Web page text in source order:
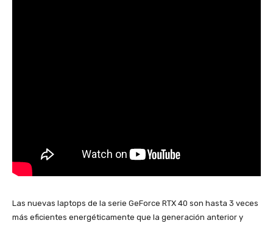
Las nuevas laptops de la serie GeForce RTX 40 son hasta 3 veces
más eficientes energéticamente que la generación anterior y